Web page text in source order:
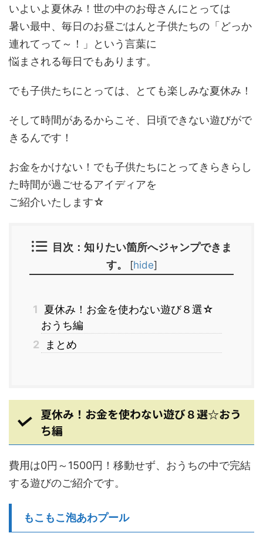
いよいよ夏休み！世の中のお母さんにとっては
暑い最中、毎日のお昼ごはんと子供たちの「どっか
連れてって～！」という言葉に
悩まされる毎日でもあります。
でも子供たちにとっては、とても楽しみな夏休み！
そして時間があるからこそ、日頃できない遊びがで
きるんです！
お金をかけない！でも子供たちにとってきらきらし
た時間が過ごせるアイディアを
ご紹介いたします☆
目次：知りたい箇所へジャンプできま
す。
[hide]
1
夏休み！お金を使わない遊び８選☆
おうち編
2
まとめ
夏休み！お金を使わない遊び８選☆おう
ち編
費用は0円～1500円！移動せず、おうちの中で完結
する遊びのご紹介です。
もこもこ泡あわプール